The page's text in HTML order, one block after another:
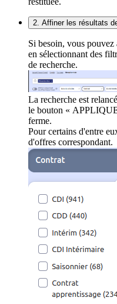
2. Affiner les résultats
Si besoin, vous pouvez
en sélectionnant des
de recherche.
La recherche est
le bouton «
ferme.
Pour certains d'entre
d'offres correspondant.